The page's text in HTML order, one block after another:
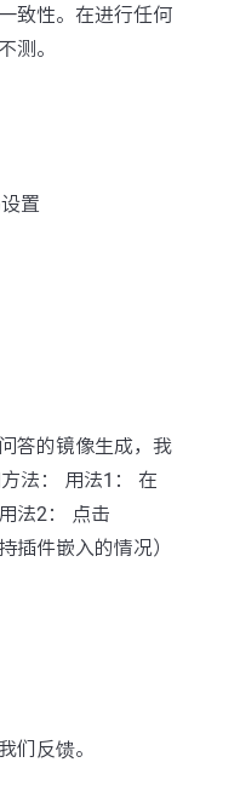
致性。在进行任何
测。
置
答的镜像生成，我
法： 用法1： 在
法2： 点击
插件嵌入的情况）
们反馈。